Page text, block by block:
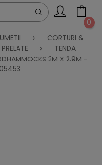
0
CORTURI &
TENDA
3M X 2.9M -